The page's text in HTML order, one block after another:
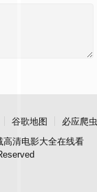
谷歌地图
必应爬虫
清电影大全在线看